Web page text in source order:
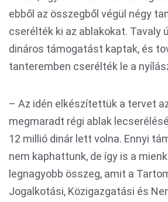
ebből az összegből végül négy
cserélték ki az ablakokat. Tavaly
dináros támogatást kaptak, és
tanteremben cserélték le a
– Az idén elkészítettük a tervet
megmaradt régi ablak
12 millió dinár lett volna. Ennyi
nem kaphattunk, de így is a
legnagyobb összeg, amit a
Jogalkotási, Közigazgatási és